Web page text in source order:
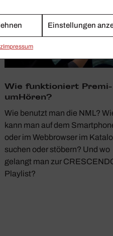
Einstellungen
Impressum
Wie funk­tio­niert Premi­
um­Hören?
Wie benutzt man die NML?
kann man auf dem
oder im Webbrowser im
suchen oder stöbern? Und wo
gelangt man zur
Playlist?